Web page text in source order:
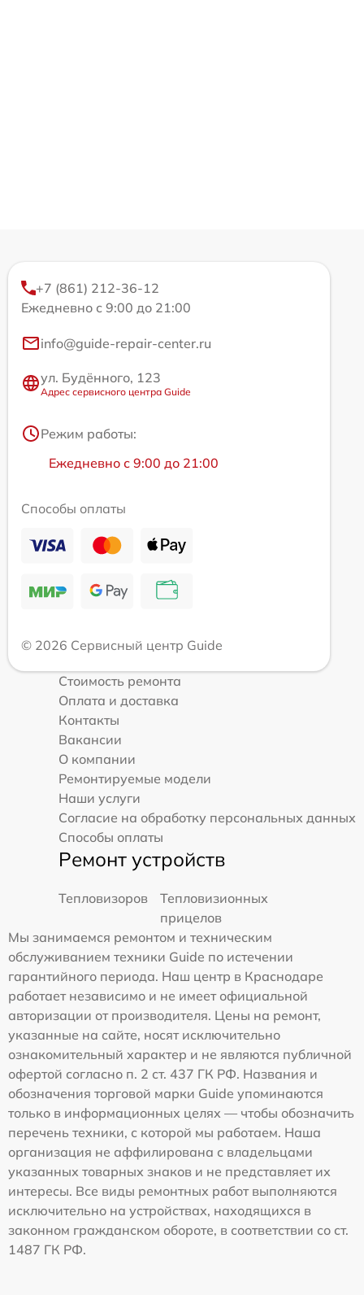
+7 (861) 212-36-12
Ежедневно с 9:00 до 21:00
info@guide-repair-center.ru
ул. Будённого, 123
Адрес сервисного центра Guide
Режим работы:
Ежедневно с 9:00 до 21:00
Способы оплаты
© 2026 Сервисный центр Guide
Стоимость ремонта
Оплата и доставка
Контакты
Вакансии
О компании
Ремонтируемые модели
Наши услуги
Согласие на обработку персональных данных
Способы оплаты
Ремонт устройств
Тепловизоров
Тепловизионных
прицелов
Мы занимаемся ремонтом и техническим
обслуживанием техники Guide по истечении
гарантийного периода. Наш центр в Краснодаре
работает независимо и не имеет официальной
авторизации от производителя. Цены на ремонт,
указанные на сайте, носят исключительно
ознакомительный характер и не являются публичной
офертой согласно п. 2 ст. 437 ГК РФ. Названия и
обозначения торговой марки Guide упоминаются
только в информационных целях — чтобы обозначить
перечень техники, с которой мы работаем. Наша
организация не аффилирована с владельцами
указанных товарных знаков и не представляет их
интересы. Все виды ремонтных работ выполняются
исключительно на устройствах, находящихся в
законном гражданском обороте, в соответствии со ст.
1487 ГК РФ.